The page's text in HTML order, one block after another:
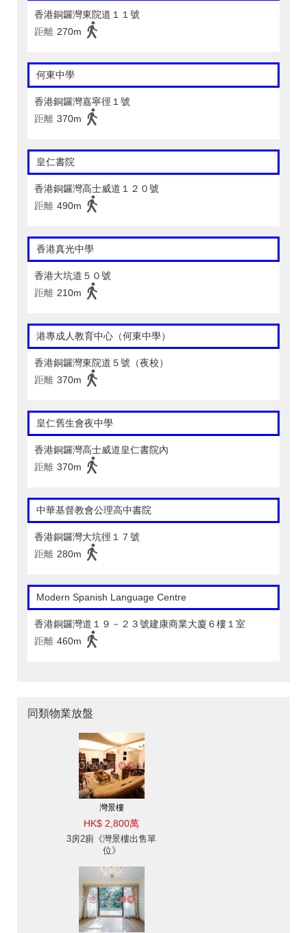
香港銅鑼灣東院道１１號
距離 270m
何東中學
香港銅鑼灣嘉寧徑１號
距離 370m
皇仁書院
香港銅鑼灣高士威道１２０號
距離 490m
香港真光中學
香港大坑道５０號
距離 210m
港專成人教育中心（何東中學）
香港銅鑼灣東院道５號（夜校）
距離 370m
皇仁舊生會夜中學
香港銅鑼灣高士威道皇仁書院內
距離 370m
中華基督教會公理高中書院
香港銅鑼灣大坑徑１７號
距離 280m
Modern Spanish Language Centre
香港銅鑼灣道１９－２３號建康商業大廈６樓１室
距離 460m
同類物業放盤
灣景樓
HK$ 2,800萬
3房2廁《灣景樓出售單
位》